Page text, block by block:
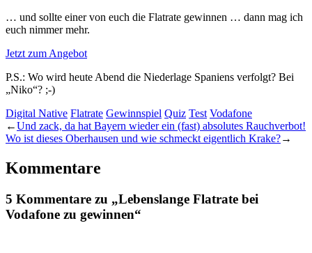
… und sollte einer von euch die Flatrate gewinnen … dann mag ich
euch nimmer mehr.
Jetzt zum Angebot
P.S.: Wo wird heute Abend die Niederlage Spaniens verfolgt? Bei
„Niko“? ;-)
Digital Native Flatrate Gewinnspiel Quiz Test Vodafone
←Und zack, da hat Bayern wieder ein (fast) absolutes Rauchverbot!
Wo ist dieses Oberhausen und wie schmeckt eigentlich Krake?→
Kommentare
5 Kommentare zu „Lebenslange Flatrate bei
Vodafone zu gewinnen“